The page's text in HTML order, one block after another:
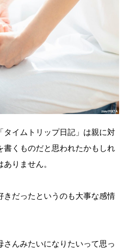
タイムトリップ日記」は親に対
書くものだと思われたかもしれ
りません。
きだったというのも大事な感情
さんみたいになりたいって思っ